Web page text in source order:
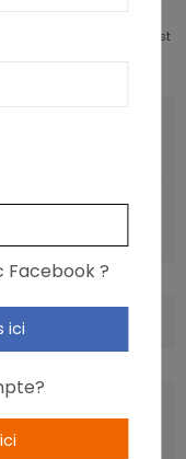
& Nutrition Strategist
artères
cardiaque?
Facebook ?
ici